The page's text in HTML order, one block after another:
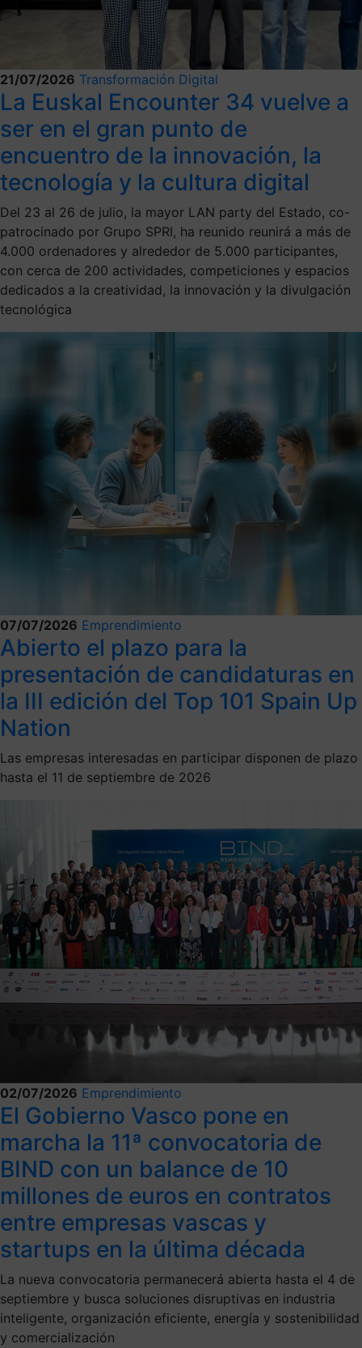
21/07/2026 Transformación Digital
La Euskal Encounter 34 vuelve a
ser en el gran punto de
encuentro de la innovación, la
tecnología y la cultura digital
Del 23 al 26 de julio, la mayor LAN party del Estado, co-
patrocinado por Grupo SPRI, ha reunido reunirá a más de
4.000 ordenadores y alrededor de 5.000 participantes,
con cerca de 200 actividades, competiciones y espacios
dedicados a la creatividad, la innovación y la divulgación
tecnológica
07/07/2026 Emprendimiento
Abierto el plazo para la
presentación de candidaturas en
la III edición del Top 101 Spain Up
Nation
Las empresas interesadas en participar disponen de plazo
hasta el 11 de septiembre de 2026
02/07/2026 Emprendimiento
El Gobierno Vasco pone en
marcha la 11ª convocatoria de
BIND con un balance de 10
millones de euros en contratos
entre empresas vascas y
startups en la última década
La nueva convocatoria permanecerá abierta hasta el 4 de
septiembre y busca soluciones disruptivas en industria
inteligente, organización eficiente, energía y sostenibilidad
y comercialización